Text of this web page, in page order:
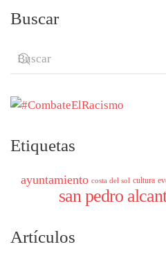
Buscar
Etiquetas
ayuntamiento costa del sol cultura
san pedro
Artículos